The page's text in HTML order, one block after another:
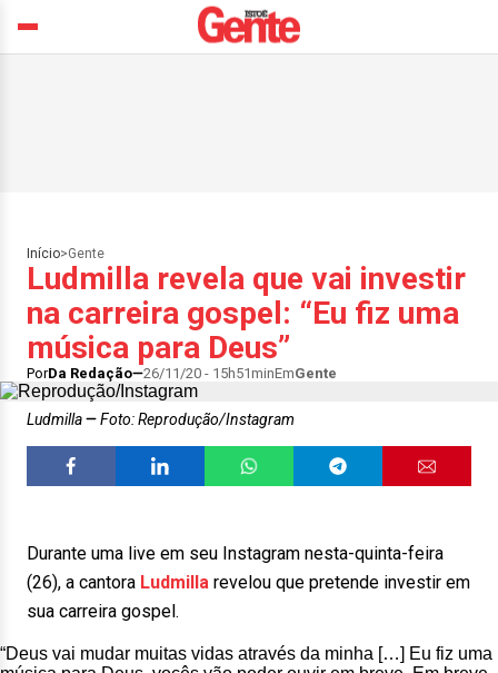
Início>Gente
Ludmilla revela que vai investir
na carreira gospel: “Eu fiz uma
música para Deus”
PorDa Redação 26/11/20 - 15h51minEmGente
Ludmilla Foto: Reprodução/Instagram
Durante uma live em seu Instagram nesta-quinta-feira
(26), a cantora Ludmilla revelou que pretende investir em
sua carreira gospel.
“Deus vai mudar muitas vidas através da minha […] Eu fiz uma